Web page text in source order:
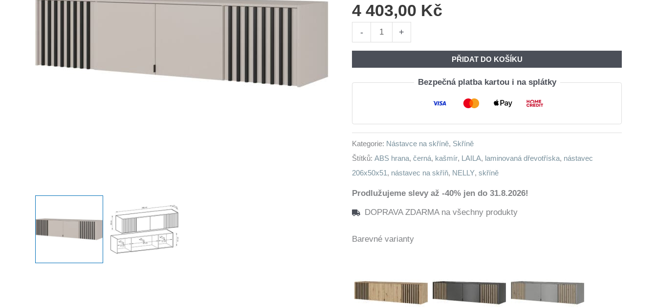
4 403,00 Kč
-
Nástavec
na
černá
množství
+
PŘIDAT DO KOŠÍKU
Bezpečná platba kartou i na splátky
Kategorie: Nástavce na skříně, Skříně
Štítků: ABS hrana, černá, kašmír, LAILA, laminovaná dřevotříska, nástavec
206x50x51, nástavec na skříň, NELLY, skříně
Prodlužujeme slevy až -40% jen do 31.8.2026!
DOPRAVA ZDARMA na všechny produkty
Barevné varianty